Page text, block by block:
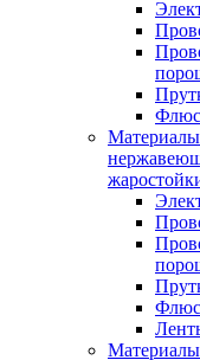
Флюс
Материалы
Флюс
Материалы